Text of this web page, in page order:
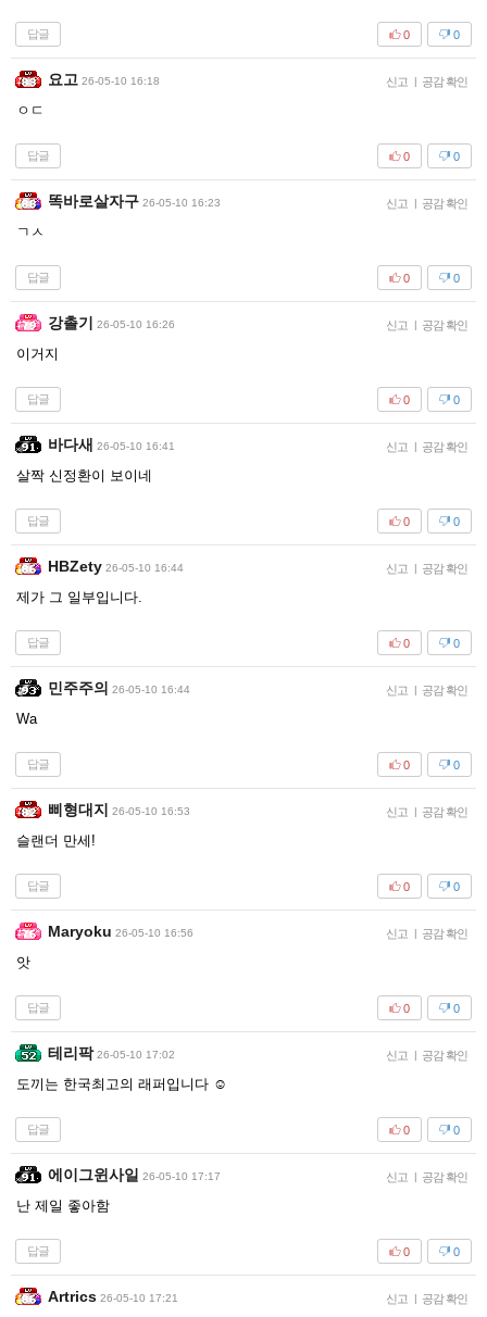
답글 0
0
요고 26-05-10 16:18 신고 | 공감 확인
ㅇㄷ
답글 0
0
똑바로살자구 26-05-10 16:23 신고 | 공감 확인
ㄱㅅ
답글 0
0
강촐기 26-05-10 16:26 신고 | 공감 확인
이거지
답글 0
0
바다새 26-05-10 16:41 신고 | 공감 확인
살짝 신정환이 보이네
답글 0
0
HBZety 26-05-10 16:44 신고 | 공감 확인
제가 그 일부입니다.
답글 0
0
민주주의 26-05-10 16:44 신고 | 공감 확인
Wa
답글 0
0
삐형대지 26-05-10 16:53 신고 | 공감 확인
슬랜더 만세!
답글 0
0
Maryoku 26-05-10 16:56 신고 | 공감 확인
앗
답글 0
0
테리팍 26-05-10 17:02 신고 | 공감 확인
도끼는 한국최고의 래퍼입니다 ☺️
답글 0
0
에이그윈사일 26-05-10 17:17 신고 | 공감 확인
난 제일 좋아함
답글 0
0
Artrics 26-05-10 17:21 신고 | 공감 확인